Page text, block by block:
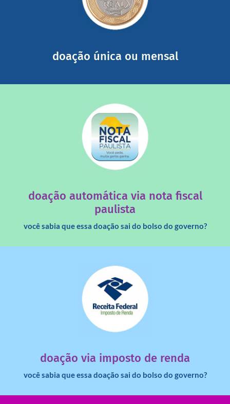
doação única ou mensal
mail mostrando tudo o que fizemos com a sua ajuda
somada a de outras pessoas.
doação automática via nota fiscal
paulista
você sabia que essa doação sai do bolso do governo?
saiba mais
doação via imposto de renda
você sabia que essa doação sai do bolso do governo?
dinheiro deixa de ir para o governo?
saiba mais